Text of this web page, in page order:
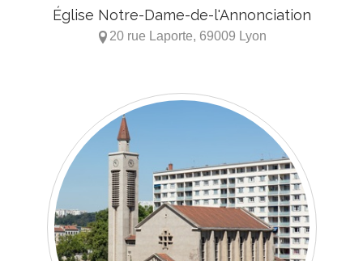
Église Notre-Dame-de-l'Annonciation
 20 rue Laporte, 69009 Lyon